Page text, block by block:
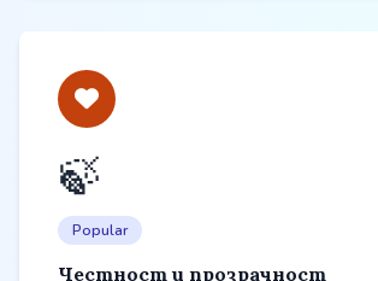
🍃
Popular
Честност и прозрачност